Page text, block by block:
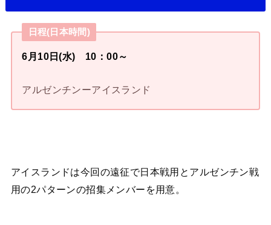
日程(日本時間)
6月10日(水) 10：00～
アルゼンチンーアイスランド
アイスランドは今回の遠征で日本戦用とアルゼンチン戦
用の2パターンの招集メンバーを用意。